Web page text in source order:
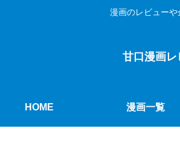
漫画のレビュー
甘口漫画
HOME 漫画一覧